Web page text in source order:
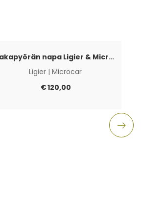
Takapyörän napa Ligier & Microcar 4×100
Ligier | Microcar
€120,00